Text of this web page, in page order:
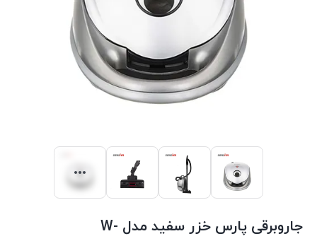
جاروبرقی پارس خزر سفید مدل W-